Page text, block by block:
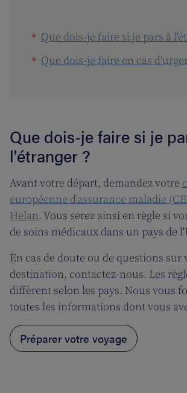
Que dois-je faire si je pars à
Que dois-je faire en cas
Que dois-je faire si je
l'étranger ?
Avant votre départ, demandez votre
européenne d'assurance maladie
Helan. Vous serez ainsi en règle si
de soins médicaux dans un pays de
En cas de doute ou de questions sur
destination, contactez-nous. Les
diffèrent selon les pays. Nous vous
toutes les informations dont vous
Préparer votre voyage